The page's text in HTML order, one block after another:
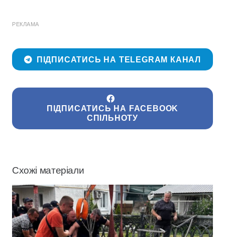
РЕКЛАМА
ПІДПИСАТИСЬ НА TELEGRAM КАНАЛ
ПІДПИСАТИСЬ НА FACEBOOK
СПІЛЬНОТУ
Схожі матеріали